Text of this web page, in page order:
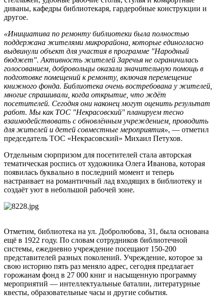
диваны, кафедры библиотекаря, гардеробные конструкции и
другое.
«Инициатива по ремонту библиотеки была полностью
поддержана жителями микрорайона, которые единогласно
выдвинули объект для участия в программе "Народный
бюджет". Активность жителей Заречья не ограничилась
голосованием, добровольцы оказали значительную помощь в
подготовке помещений к ремонту, включая перемещение
книжного фонда. Библиотека очень востребована у жителей,
многие спрашивали, когда открытие, что ждёт
посетителей. Сегодня они наконец могут оценить результат
работ. Мы как ТОС "Некрасовский" планируем тесно
взаимодействовать с обновлённым учреждением, проводить
для жителей и детей совместные мероприятия», — отметил
председатель ТОС «Некрасовский» Михаил Петухов.
Отдельным сюрпризом для посетителей стала авторская
тематическая роспись от художника Олега Иванова, которая
появилась буквально в последний момент и теперь
настраивает на романтичный лад входящих в библиотеку и
создаёт уют в небольшой рабочей зоне.
Отметим, библиотека на ул. Добролюбова, 31, была основана
ещё в 1922 году. По словам сотрудников библиотечной
системы, ежедневно учреждение посещают 150-200
представителей разных поколений. Учреждение, которое за
свою историю пять раз меняло адрес, сегодня предлагает
горожанам фонд в 27 000 книг и насыщенную программу
мероприятий — интеллектуальные баталии, литературные
квесты, образовательные часы и другие события.